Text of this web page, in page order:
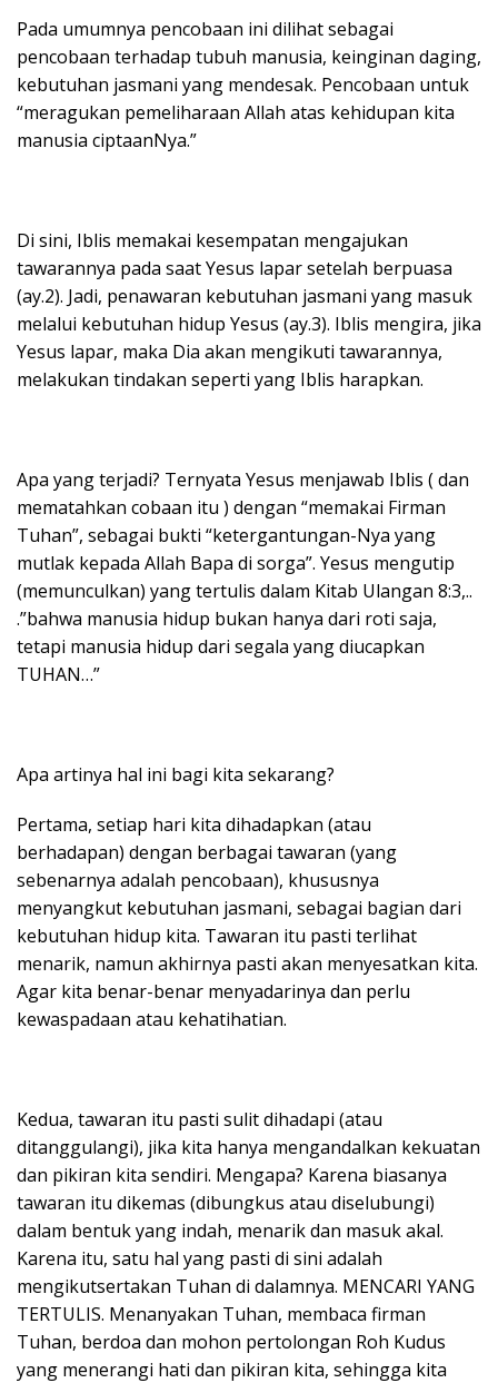
Pada umumnya pencobaan ini dilihat sebagai
pencobaan terhadap tubuh manusia, keinginan daging,
kebutuhan jasmani yang mendesak. Pencobaan untuk
“meragukan pemeliharaan Allah atas kehidupan kita
manusia ciptaanNya.”
Di sini, Iblis memakai kesempatan mengajukan
tawarannya pada saat Yesus lapar setelah berpuasa
(ay.2). Jadi, penawaran kebutuhan jasmani yang masuk
melalui kebutuhan hidup Yesus (ay.3). Iblis mengira, jika
Yesus lapar, maka Dia akan mengikuti tawarannya,
melakukan tindakan seperti yang Iblis harapkan.
Apa yang terjadi? Ternyata Yesus menjawab Iblis ( dan
mematahkan cobaan itu ) dengan “memakai Firman
Tuhan”, sebagai bukti “ketergantungan-Nya yang
mutlak kepada Allah Bapa di sorga”. Yesus mengutip
(memunculkan) yang tertulis dalam Kitab Ulangan 8:3,..
.”bahwa manusia hidup bukan hanya dari roti saja,
tetapi manusia hidup dari segala yang diucapkan
TUHAN…”
Apa artinya hal ini bagi kita sekarang?
Pertama, setiap hari kita dihadapkan (atau
berhadapan) dengan berbagai tawaran (yang
sebenarnya adalah pencobaan), khususnya
menyangkut kebutuhan jasmani, sebagai bagian dari
kebutuhan hidup kita. Tawaran itu pasti terlihat
menarik, namun akhirnya pasti akan menyesatkan kita.
Agar kita benar-benar menyadarinya dan perlu
kewaspadaan atau kehatihatian.
Kedua, tawaran itu pasti sulit dihadapi (atau
ditanggulangi), jika kita hanya mengandalkan kekuatan
dan pikiran kita sendiri. Mengapa? Karena biasanya
tawaran itu dikemas (dibungkus atau diselubungi)
dalam bentuk yang indah, menarik dan masuk akal.
Karena itu, satu hal yang pasti di sini adalah
mengikutsertakan Tuhan di dalamnya. MENCARI YANG
TERTULIS. Menanyakan Tuhan, membaca firman
Tuhan, berdoa dan mohon pertolongan Roh Kudus
yang menerangi hati dan pikiran kita, sehingga kita